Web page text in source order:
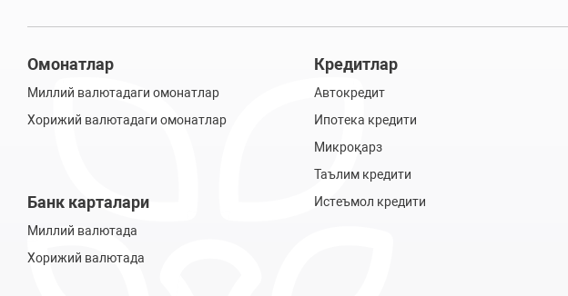
Омонатлар
Миллий валютадаги омонатлар
Хорижий валютадаги омонатлар
Банк карталари
Миллий валютада
Хорижий валютада
Кредитлар
Автокредит
Ипотека кредити
Микроқарз
Таълим кредити
Истеъмол кредити